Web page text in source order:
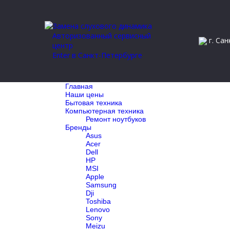
Авторизованный сервисный
центр
Enter в Санкт-Петербурге
г.
Главная
Наши цены
Бытовая техника
Компьютерная техника
Ремонт ноутбуков
Бренды
Asus
Acer
Dell
HP
MSI
Apple
Samsung
Dji
Toshiba
Lenovo
Sony
Meizu